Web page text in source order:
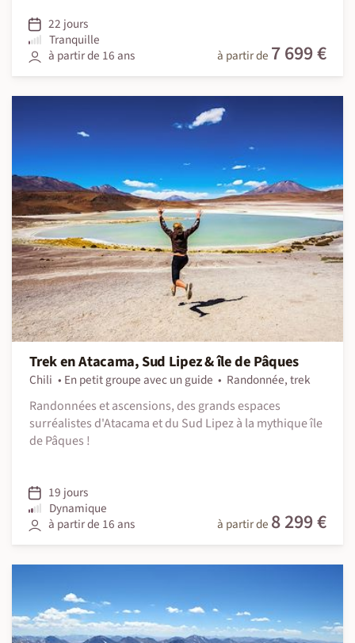
22 jours
Tranquille
à partir de 16 ans
à partir de 7 699 €
Trek en Atacama, Sud Lipez & île de Pâques
Chili En petit groupe avec un guide
Randonnée, trek
Randonnées et ascensions, des grands espaces
surréalistes d'Atacama et du Sud Lipez à la mythique île
de Pâques !
19 jours
Dynamique
à partir de 16 ans
à partir de 8 299 €